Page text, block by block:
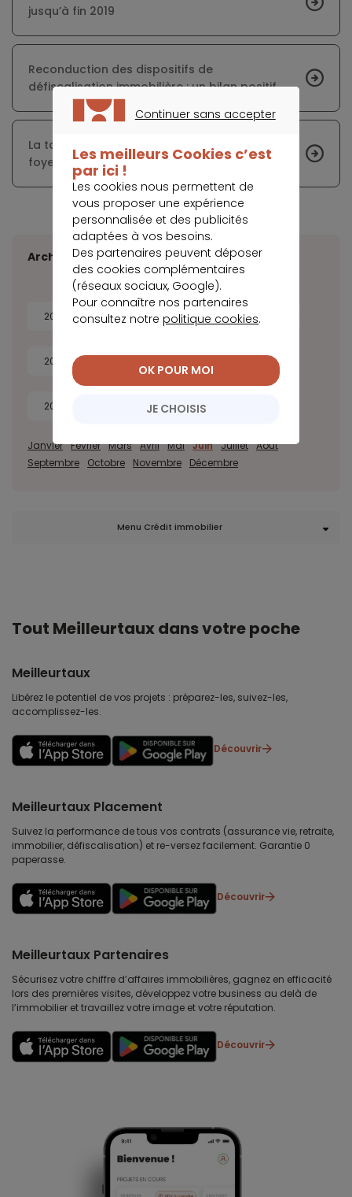
jusqu’à fin 2019
Reconduction des dispositifs de
défiscalisation immobilière : un bilan positif
La taxe d’habitation supprimée, même pour les
foyers les plus aisés
Archives
2026 2025 2024
2022 2019
2018
Janvier Février Mars Avril Mai Juin Juillet Août
Septembre
Octobre Novembre Décembre
Menu Crédit immobilier
Tout Meilleurtaux dans votre poche
Meilleurtaux
Libérez le potentiel de vos projets : préparez-les, suivez-les,
accomplissez-les.
Découvrir
Meilleurtaux Placement
Suivez la performance de tous vos contrats (assurance vie, retraite,
immobilier, défiscalisation) et re-versez facilement. Garantie 0
paperasse.
Découvrir
Meilleurtaux Partenaires
Sécurisez votre chiffre d’affaires immobilières, gagnez en efficacité
lors des premières visites, développez votre business au delà de
l’immobilier et travaillez votre image et votre réputation.
Découvrir
Continuer sans accepter
Les meilleurs Cookies c’est
par ici !
Les cookies nous permettent de
vous proposer une expérience
personnalisée et des publicités
adaptées à vos besoins.
Des partenaires peuvent déposer
des cookies complémentaires
(réseaux sociaux, Google).
Pour connaître nos partenaires
consultez notre politique cookies.
JE CHOISIS
OK POUR MOI